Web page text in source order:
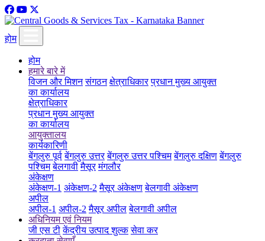
होम
होम
हमारे बारे में
विजन और मिशन संगठन क्षेत्राधिकार प्रधान मुख्य आयुक्त
का कार्यालय
क्षेत्राधिकार
प्रधान मुख्य आयुक्त
का कार्यालय
आयुक्तालय
कार्यकारिणी
बेंगलुरु पूर्व बेंगलुरु उत्तर बेंगलुरु उत्तर पश्चिम बेंगलुरु दक्षिण बेंगलुरु
पश्चिम बेलगावी मैसूर मंगलौर
अंकेक्षण
अंकेक्षण-1 अंकेक्षण-2 मैसूर अंकेक्षण बेलगावी अंकेक्षण
अपील
अपील-1 अपील-2 मैसूर अपील बेलगावी अपील
अधिनियम एवं नियम
जी एस टी केंद्रीय उत्पाद शुल्क सेवा कर